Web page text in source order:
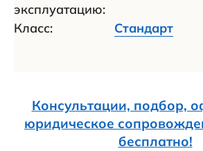
эксплуатацию:
Класс: Стандарт
Консультации, подбор,
юридическое
бесплатно!